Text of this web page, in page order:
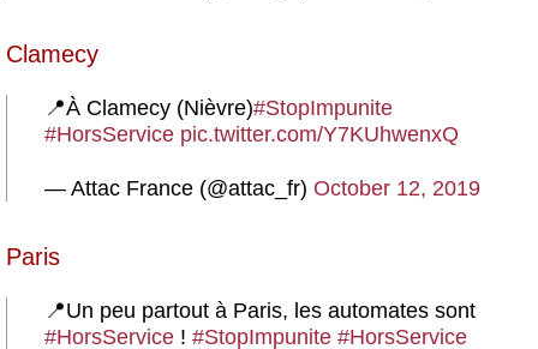
Clamecy
📍À Clamecy (Nièvre)#StopImpunite
#HorsService pic.twitter.com/Y7KUhwenxQ
— Attac France (@attac_fr) October 12, 2019
Paris
📍Un peu partout à Paris, les automates sont
#HorsService ! #StopImpunite #HorsService